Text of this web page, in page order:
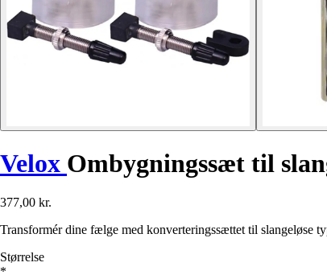
Velox Ombygningssæt til
377,00 kr.
Transformér dine fælge med konverteringssættet til slangeløse
Størrelse
*